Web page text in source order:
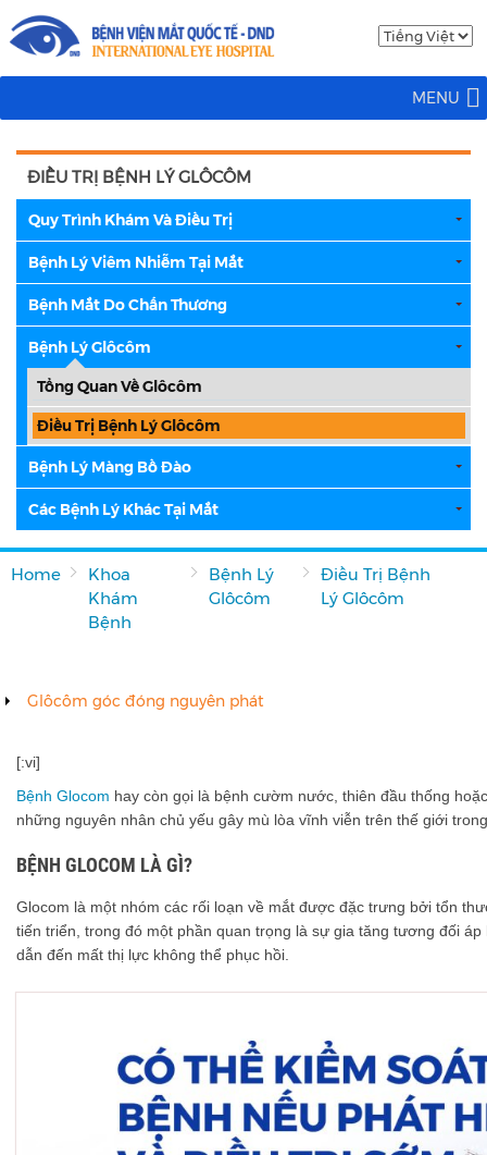
MENU
ĐIỀU TRỊ BỆNH LÝ GLÔCÔM
Quy Trình Khám Và Điều Trị
Bệnh Lý Viêm Nhiễm Tại Mắt
Bệnh Mắt Do Chấn Thương
Bệnh Lý Glôcôm
Tổng Quan Về Glôcôm
Điều Trị Bệnh Lý Glôcôm
Bệnh Lý Màng Bồ Đào
Các Bệnh Lý Khác Tại Mắt
Home
Khoa
Khám
Bệnh
Bệnh Lý
Glôcôm
Điều Trị Bệnh
Lý Glôcôm
Glôcôm góc đóng nguyên phát
[:vi]
Bệnh Glocom hay còn gọi là bệnh cườm nước, thiên đầu thống
những nguyên nhân chủ yếu gây mù lòa vĩnh viễn trên thế giới
BỆNH GLOCOM LÀ GÌ?
Glocom là một nhóm các rối loạn về mắt được đặc trưng bởi tổn
tiến triển, trong đó một phần quan trọng là sự gia tăng tương đối
dẫn đến mất thị lực không thể phục hồi.